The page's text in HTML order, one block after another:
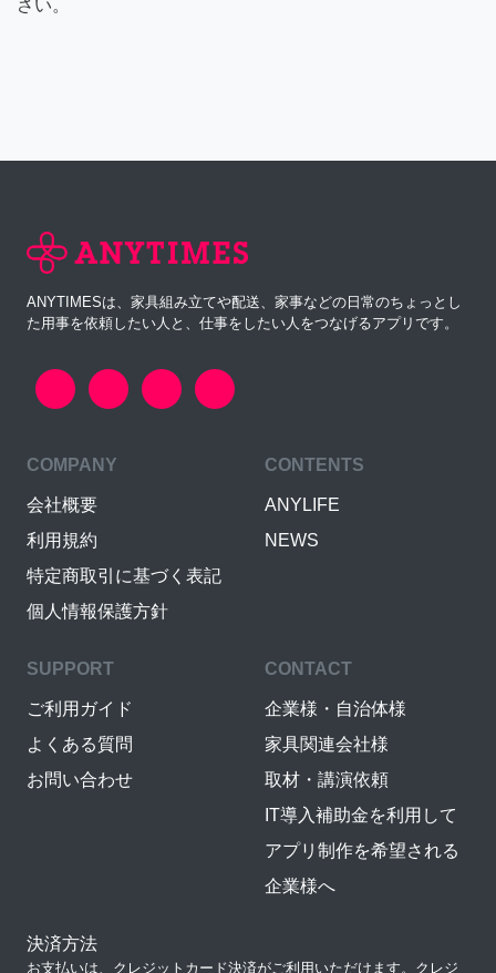
さい。
ANYTIMESは、家具組み立てや配送、家事などの日常のちょっとし
た用事を依頼したい人と、仕事をしたい人をつなげるアプリです。
COMPANY
会社概要
利用規約
特定商取引に基づく表記
個人情報保護方針
CONTENTS
ANYLIFE
NEWS
SUPPORT
ご利用ガイド
よくある質問
お問い合わせ
CONTACT
企業様・自治体様
家具関連会社様
取材・講演依頼
IT導入補助金を利用して
アプリ制作を希望される
企業様へ
決済方法
お支払いは、クレジットカード決済がご利用いただけます。クレジ